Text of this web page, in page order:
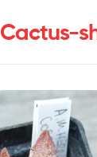
Cactus-